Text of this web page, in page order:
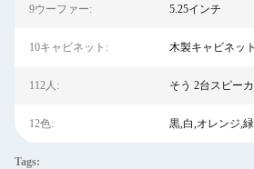
9ウーファー: 5.25インチ
10キャビネット: 木製キャビネッ
112人: そう 2台スピー
12色: 黒,白,オレンジ,
Tags: